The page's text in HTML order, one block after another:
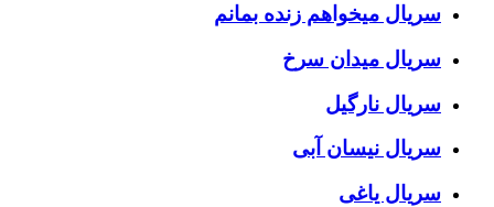
سریال میخواهم زنده بمانم
سریال میدان سرخ
سریال نارگیل
سریال نیسان آبی
سریال یاغی